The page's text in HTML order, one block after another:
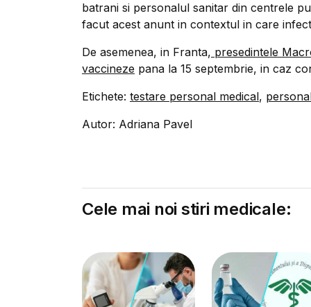
batrani si personalul sanitar din centrele
facut acest anunt in contextul in care
De asemenea, in Franta, presedintele
vaccineze pana la 15 septembrie, in caz
Etichete: testare personal medical,
Autor: Adriana Pavel
Cele mai noi stiri medicale: